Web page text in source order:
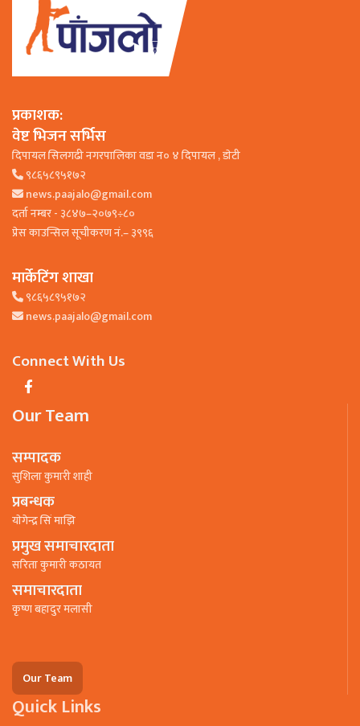
प्रकाशक:
वेष्ट भिजन सर्भिस
दिपायल सिलगढी नगरपालिका वडा न० ४ दिपायल , डाेटी
९८६५८९५१७२
news.paajalo@gmail.com
दर्ता नम्बर - ३८४७–२०७९÷८०
प्रेस काउन्सिल सूचीकरण नं.– ३९९६
मार्केटिंग शाखा
९८६५८९५१७२
news.paajalo@gmail.com
Connect With Us
Our Team
सम्पादक
सुशिला कुमारी शाही
प्रबन्धक
याेगेन्द्र सिं माझि
प्रमुख समाचारदाता
सरिता कुमारी कठायत
समाचारदाता
कृष्ण बहादुर मलासी
Our Team
Quick Links